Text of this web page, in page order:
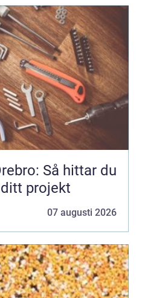
Så hittar du
projekt
07 augusti 2026